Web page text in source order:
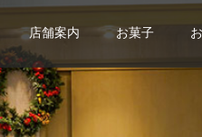
店舗案内 お菓子